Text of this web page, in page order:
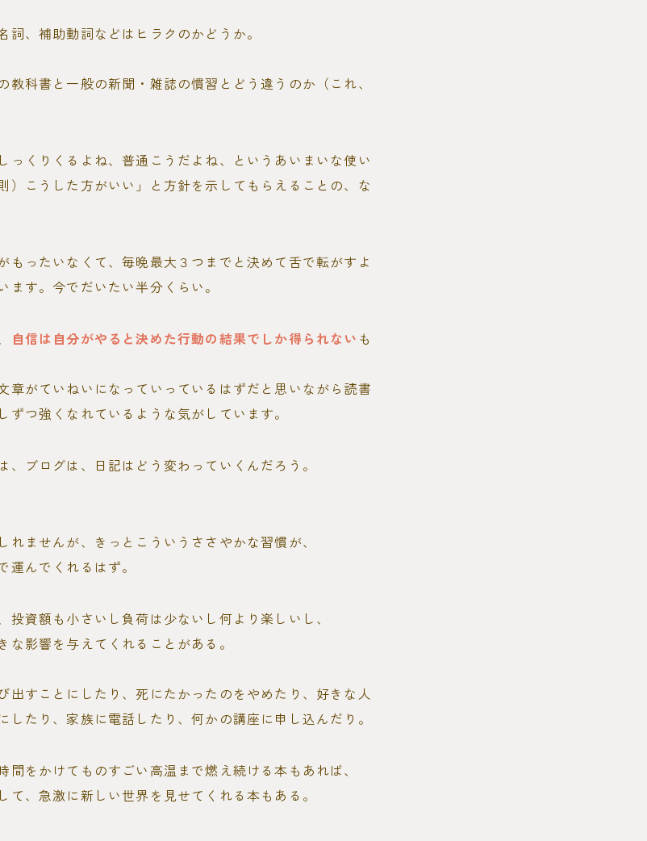
詞、補助動詞などはヒラクのかどうか。
教科書と一般の新聞・雑誌の慣習とどう違うのか（これ、
っくりくるよね、普通こうだよね、というあいまいな使い
）こうした方がいい」と方針を示してもらえることの、な
もったいなくて、毎晩最大３つまでと決めて舌で転がすよ
ます。今でだいたい半分くらい。
自信は自分がやると決めた行動の結果でしか得られない も
章がていねいになっていっているはずだと思いながら読書
ずつ強くなれているような気がしています。
、ブログは、日記はどう変わっていくんだろう。
ませんが、きっとこういうささやかな習慣が、
運んでくれるはず。
資額も小さいし負荷は少ないし何より楽しいし、
な影響を与えてくれることがある。
出すことにしたり、死にたかったのをやめたり、好きな人
したり、家族に電話したり、何かの講座に申し込んだり。
間をかけてものすごい高温まで燃え続ける本もあれば、
て、急激に新しい世界を見せてくれる本もある。